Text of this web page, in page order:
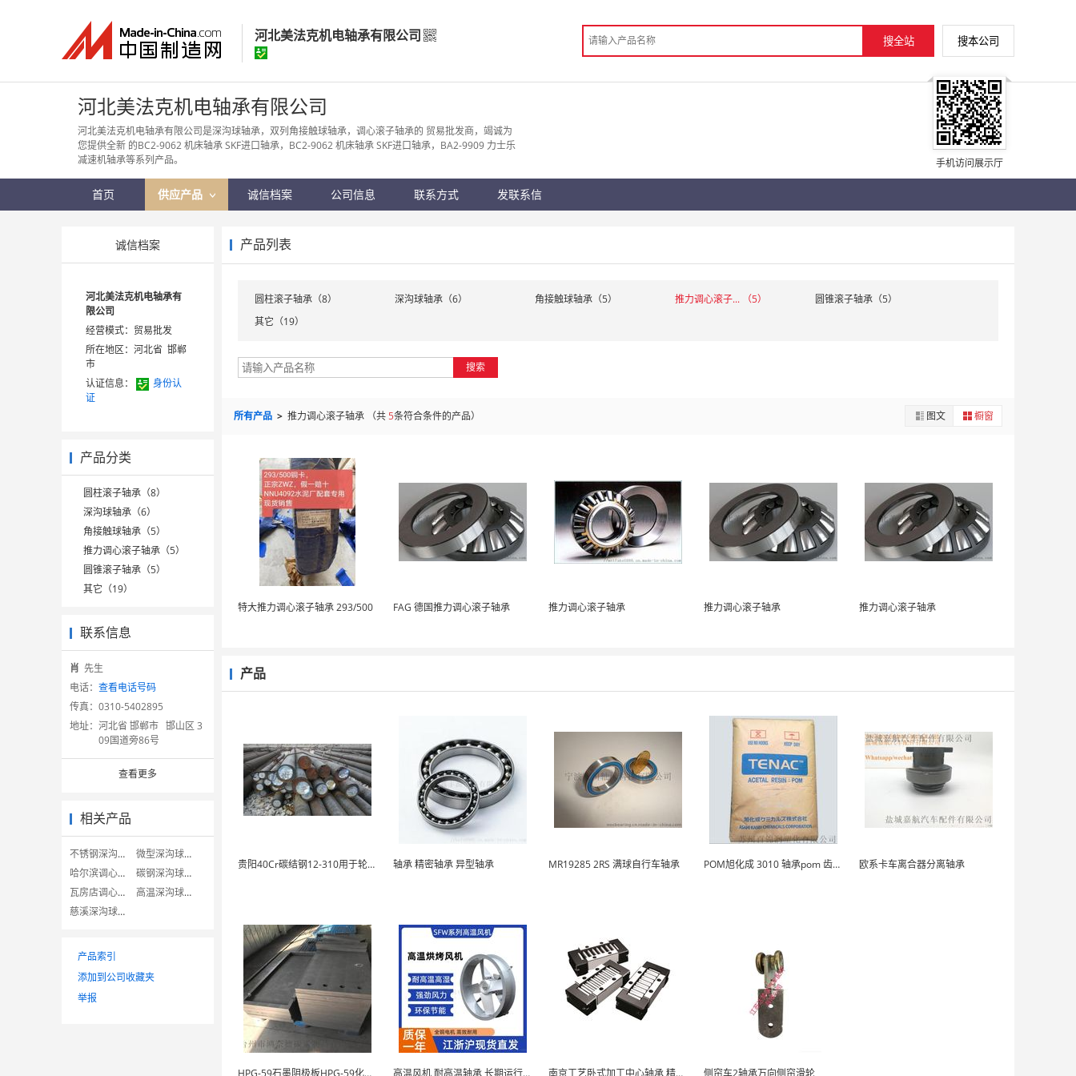
河北美法克机电轴承有限公司
河北美法克机电轴承有限公司
经营模式：贸易批发
所在地区：河北省 邯郸市
手机访问展示厅
河北美法克机电轴承有限公司
河北美法克机电轴承有限公司是深沟球轴承，双列角接触球轴承，调心滚子轴承的 贸易批发商，竭诚为
您提供全新 的BC2-9062 机床轴承 SKF进口轴承，BC2-9062 机床轴承 SKF进口轴承，BA2-9909 力士乐
减速机轴承等系列产品。
手机访问展示厅
首页 供应产品 诚信档案 公司信息 联系方式 发联系信
诚信档案
河北美法克机电轴承有
限公司
经营模式：贸易批发
所在地区：河北省 邯郸
市
认证信息：
身份认
证
产品分类
圆柱滚子轴承（8）
深沟球轴承（6）
角接触球轴承（5）
推力调心滚子轴承（5）
圆锥滚子轴承（5）
其它（19）
联系信息
肖 先生
电话： 查看电话号码
传真： 0310-5402895
地址： 河北省 邯郸市 邯山区 3
09国道旁86号
查看更多
相关产品
不锈钢深沟球轴承
微型深沟球轴承
哈尔滨调心滚子轴承
碳钢深沟球轴承
瓦房店调心滚子轴承
高温深沟球轴承
慈溪深沟球轴承
产品索引
添加到公司收藏夹
举报
产品列表
圆柱滚子轴承（8） 深沟球轴承（6） 角接触球轴承（5） 推力调心滚子... （5）
圆锥滚子轴承（5）
其它（19）
搜索
所有产品 > 推力调心滚子轴承 （共5条符合条件的产品） 图文 橱窗
特大推力调心滚子轴承 293/500 FAG 德国推力调心滚子轴承 推力调心滚子轴承 推力调心滚子轴承 推力调心滚子轴承
产品
贵阳40Cr碳结钢12-310用于轮毂轴承 轴承 精密轴承 异型轴承 MR19285 2RS 满球自行车轴承 POM旭化成 3010 轴承pom 齿轮pom 欧系卡车离合器分离轴承
HPG-59石墨阴极板HPG-59化工石墨轴承 高温风机 耐高温轴承 长期运行稳定 南京工艺卧式加工中心轴承 精密线轨滑块 导杆耐用 侧帘车2轴承万向侧帘滑轮